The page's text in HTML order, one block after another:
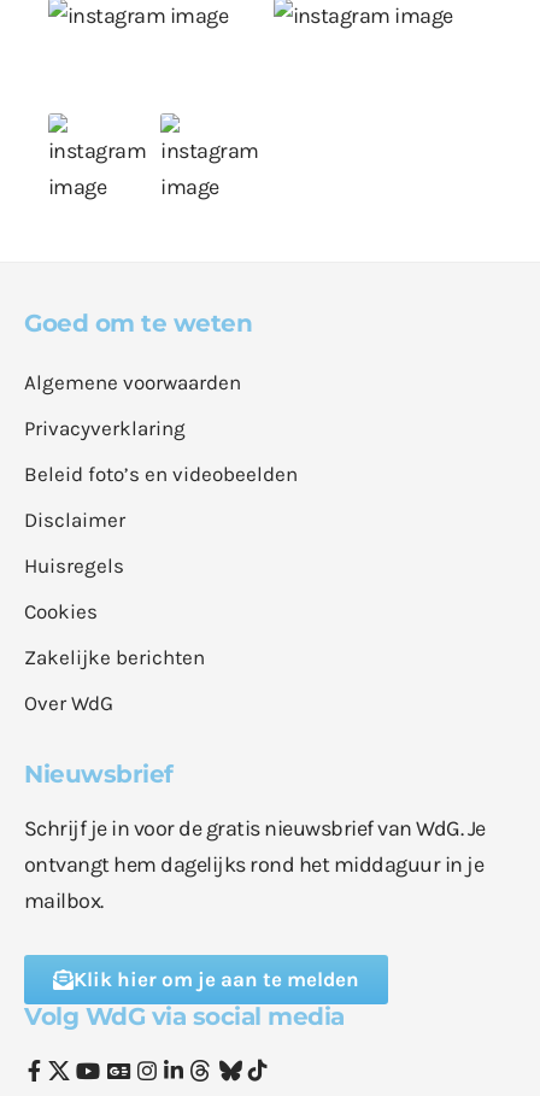
Goed om te weten
Algemene voorwaarden
Privacyverklaring
Beleid foto’s en videobeelden
Disclaimer
Huisregels
Cookies
Zakelijke berichten
Over WdG
Nieuwsbrief
Schrijf je in voor de gratis nieuwsbrief van WdG. Je
ontvangt hem dagelijks rond het middaguur in je
mailbox.
Klik hier om je aan te melden
Volg WdG via social media